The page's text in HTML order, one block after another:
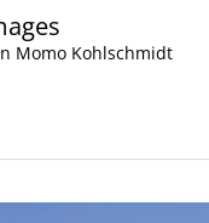
Momo Kohlschmidt